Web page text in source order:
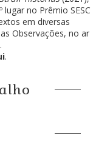
no Prêmio SESC
em diversas
Observações, no ar
.